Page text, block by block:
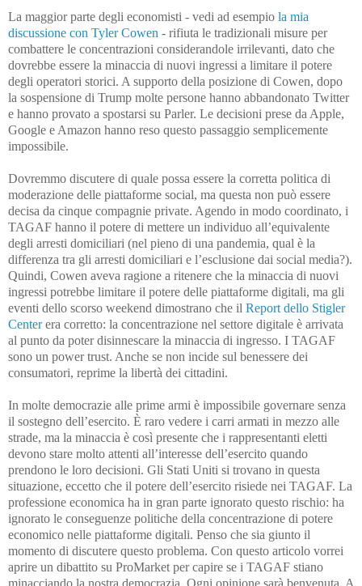
La maggior parte degli economisti - vedi ad esempio la mia
discussione con Tyler Cowen - rifiuta le tradizionali misure per
combattere le concentrazioni considerandole irrilevanti, dato che
dovrebbe essere la minaccia di nuovi ingressi a limitare il potere
degli operatori storici. A supporto della posizione di Cowen, dopo
la sospensione di Trump molte persone hanno abbandonato Twitter
e hanno provato a spostarsi su Parler. Le decisioni prese da Apple,
Google e Amazon hanno reso questo passaggio semplicemente
impossibile.
Dovremmo discutere di quale possa essere la corretta politica di
moderazione delle piattaforme social, ma questa non può essere
decisa da cinque compagnie private. Agendo in modo coordinato, i
TAGAF hanno il potere di mettere un individuo all’equivalente
degli arresti domiciliari (nel pieno di una pandemia, qual è la
differenza tra gli arresti domiciliari e l’esclusione dai social media?).
Quindi, Cowen aveva ragione a ritenere che la minaccia di nuovi
ingressi potrebbe limitare il potere delle piattaforme digitali, ma gli
eventi dello scorso weekend dimostrano che il Report dello Stigler
Centerera corretto: la concentrazione nel settore digitale è arrivata
al punto da poter disinnescare la minaccia di ingresso. I TAGAF
sono un power trust. Anche se non incide sul benessere dei
consumatori, reprime la libertà dei cittadini.
In molte democrazie alle prime armi è impossibile governare senza
il sostegno dell’esercito. È raro vedere i carri armati in mezzo alle
strade, ma la minaccia è così presente che i rappresentanti eletti
devono stare molto attenti all’interesse dell’esercito quando
prendono le loro decisioni. Gli Stati Uniti si trovano in questa
situazione, eccetto che il potere dell’esercito risiede nei TAGAF. La
professione economica ha in gran parte ignorato questo rischio: ha
ignorato le conseguenze politiche della concentrazione di potere
economico nelle piattaforme digitali. Penso che sia giunto il
momento di discutere questo problema. Con questo articolo vorrei
aprire un dibattito su ProMarket per capire se i TAGAF stiano